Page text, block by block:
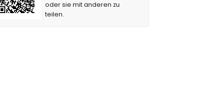
oder sie mit anderen zu
teilen.